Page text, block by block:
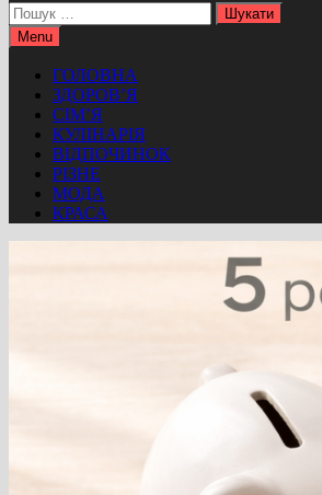
Пошук:
Menu
ГОЛОВНА
ЗДОРОВ’Я
СІМ’Я
КУЛІНАРІЯ
ВІДПОЧИНОК
РІЗНЕ
МОДА
КРАСА